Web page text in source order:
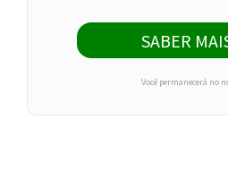
SABER
Você permanecerá no